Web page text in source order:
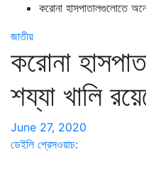
করোনা হাসপাতালগুলোতে
জাতীয়
করোনা
শয্যা খালি
June 27, 2020
ডেইলি প্রেসওয়াচ: